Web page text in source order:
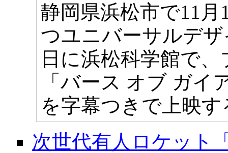
静岡県浜松市で11
つユニバーサルデ
日に浜松科学館で
「バース オブ ガイ
を字幕つきで上映す
次世代有人ロケット